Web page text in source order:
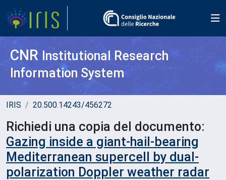
CNR Institutional Research
Information System
IRIS 20.500.14243/456272
Richiedi una copia del documento:
Gazing inside a giant-hail-bearing
Mediterranean supercell by dual-
polarization Doppler weather radar